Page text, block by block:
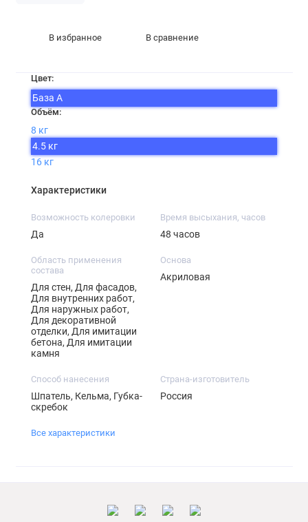
В избранное В сравнение
Цвет:
База А
Объём:
8 кг
4.5 кг
16 кг
Характеристики
Возможность колеровки
Да
Время высыхания, часов
48 часов
Область применения
состава
Для стен, Для фасадов,
Для внутренних работ,
Для наружных работ,
Для декоративной
отделки, Для имитации
бетона, Для имитации
камня
Основа
Акриловая
Способ нанесения
Шпатель, Кельма, Губка-
скребок
Страна-изготовитель
Россия
Все характеристики